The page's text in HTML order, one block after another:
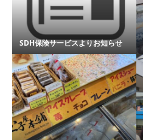
SDH保険サービスよりお知らせ